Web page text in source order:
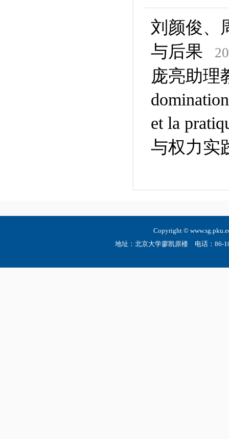
刘颜俊、
与后果
庞亮助理
et la
与权力实
Copyright ©
地址：北京大学廖凯原楼 电话：86-